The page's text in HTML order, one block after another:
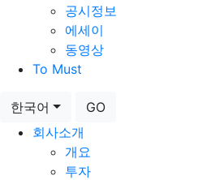
공시정보
에세이
동영상
To Must
한국어
GO
회사소개
개요
투자